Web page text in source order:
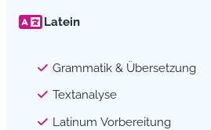
Latein
Grammatik & Übersetzung
Textanalyse
Latinum Vorbereitung